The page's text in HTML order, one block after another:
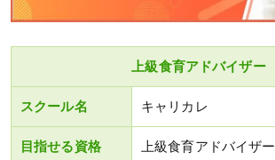
上級食育アドバイザー
スクール名 キャリカレ
目指せる資格 上級食育アドバイザー